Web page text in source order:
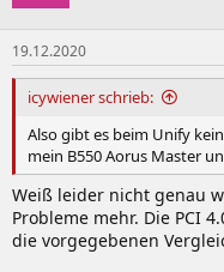
19.12.2020
icywiener schrieb:
Also gibt es beim Unify
mein B550 Aorus Master
Weiß leider nicht genau
Probleme mehr. Die PCI
die vorgegebenen